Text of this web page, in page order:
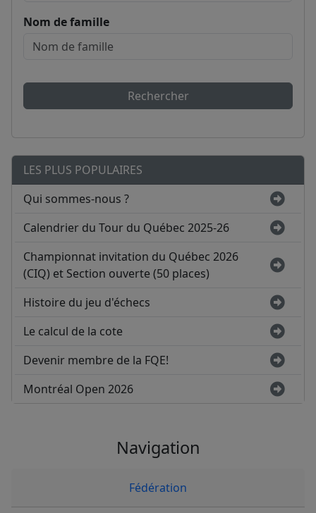
Nom de famille
Rechercher
LES PLUS POPULAIRES
Qui sommes-nous ?
Calendrier du Tour du Québec 2025-26
Championnat invitation du Québec 2026
(CIQ) et Section ouverte (50 places)
Histoire du jeu d'échecs
Le calcul de la cote
Devenir membre de la FQE!
Montréal Open 2026
Navigation
Fédération